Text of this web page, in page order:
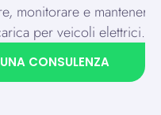
monitorare e mantenere
per veicoli elettrici.
CONSULENZA